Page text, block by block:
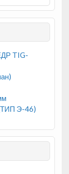
TIG-
Э-46)